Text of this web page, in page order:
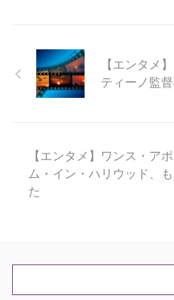
【エンタメ
ティーノ監
【エンタメ】ワンス・ア
ム・イン・ハリウッド、
た